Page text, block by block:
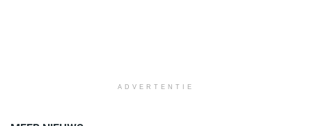
ADVERTENTIE